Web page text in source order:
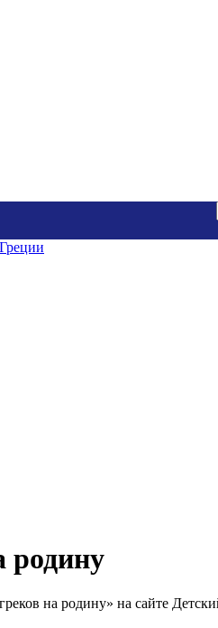
родину
на родину» на сайте